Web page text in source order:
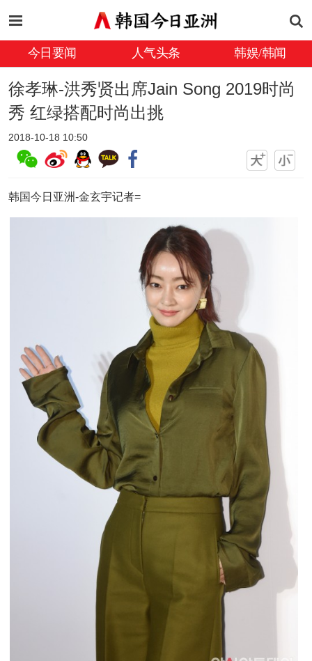
今日要闻 人气头条 韩娱/韩闻
徐孝琳-洪秀贤出席Jain Song 2019时尚
秀 红绿搭配时尚出挑
2018-10-18 10:50
韩国今日亚洲-金玄宇记者=